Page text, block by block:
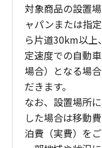
対象商品の設置
ャパンまたは指
ら片道30km以上
定速度での自動
場合）となる場
だきます。
なお、設置場所
した場合は移動
泊費（実費）を